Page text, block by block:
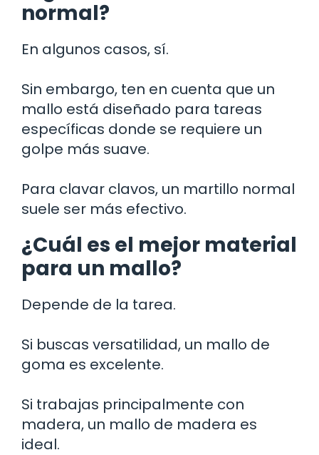
normal?
En algunos casos, sí.
Sin embargo, ten en cuenta que un
mallo está diseñado para tareas
específicas donde se requiere un
golpe más suave.
Para clavar clavos, un martillo normal
suele ser más efectivo.
¿Cuál es el mejor material
para un mallo?
Depende de la tarea.
Si buscas versatilidad, un mallo de
goma es excelente.
Si trabajas principalmente con
madera, un mallo de madera es
ideal.